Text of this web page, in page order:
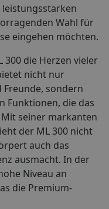
Wahl für
eingehen möchten.
die Herzen vieler
nicht nur
Freunde, sondern
Funktionen, die das
seiner markanten
der ML 300 nicht
auch das
ausmacht. In der
Niveau an
die Premium-